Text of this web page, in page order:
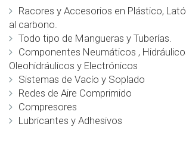
Racores y Accesorios en Plástico,
al carbono.
Todo tipo de Mangueras y Tuberías.
Componentes Neumáticos ,
Oleohidráulicos y Electrónicos
Sistemas de Vacío y Soplado
Redes de Aire Comprimido
Compresores
Lubricantes y Adhesivos